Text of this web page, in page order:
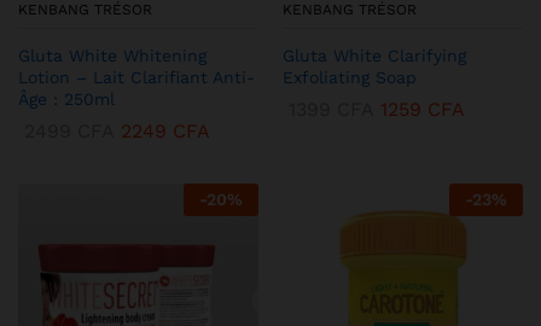
KENBANG TRÉSOR
Gluta White Whitening
Lotion – Lait Clarifiant Anti-
Âge : 250ml
2249 CFA
KENBANG TRÉSOR
Gluta White Clarifying
Exfoliating Soap
1259 CFA
-20% -23%